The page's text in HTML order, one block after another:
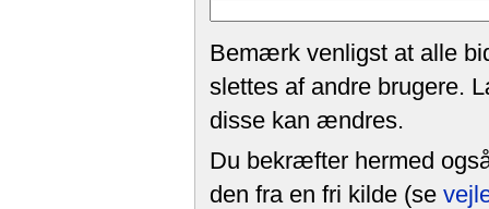
Bemærk venligst at alle
slettes af andre brugere.
disse kan ændres.
Du bekræfter hermed
den fra en fri kilde (se